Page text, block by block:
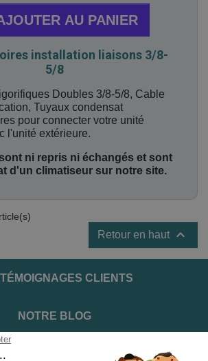
AU PANIER
installation liaisons 3/8-
5/8
Doubles 3/8-5/8, Cable
Tuyaux condensat
pour connecter votre unité
l'unité extérieure.
ni repris ni échangés et sont
d'un climatiseur sur notre site.
Retour en haut 
CLIENTS
NOTRE BLOG
INSTALLATEUR